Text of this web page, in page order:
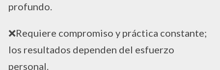
profundo.
❌Requiere compromiso y práctica constante;
los resultados dependen del esfuerzo
personal.